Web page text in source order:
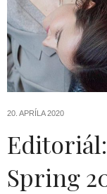
20. APRÍLA 2020
Spring